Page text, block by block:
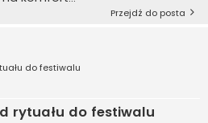
Przejdź do posta
do festiwalu
rytuału do festiwalu